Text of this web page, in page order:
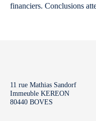
financiers. Conclusions
11 rue Mathias Sandorf
Immeuble KEREON
80440 BOVES